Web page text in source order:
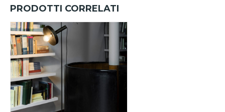
PRODOTTI CORRELATI